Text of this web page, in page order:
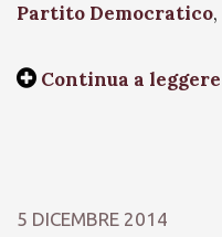
Partito Democratico,
Continua a leggere
5 DICEMBRE 2014